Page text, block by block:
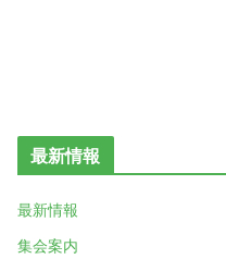
最新情報
最新情報
集会案内